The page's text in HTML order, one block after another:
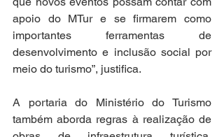
apoio do MTur e se firmarem como
importantes ferramentas de
desenvolvimento e inclusão social por
meio do turismo”, justifica.
A portaria do Ministério do Turismo
também aborda regras à realização de